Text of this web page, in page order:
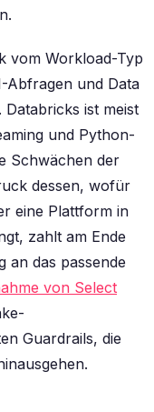
vom Workload-Typ
Abfragen und Data
Databricks ist meist
und Python-
Schwächen der
dessen, wofür
eine Plattform in
zahlt am Ende
an das passende
von Select
Guardrails, die